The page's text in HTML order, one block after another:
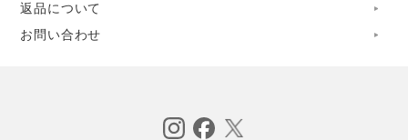
特に旧・小原村ではかごづくりが盛んに行われ、いつしか小
は、山間部だけでなく、琵琶湖沿岸の市街地でも多く使わ
返品について
お問い合わせ